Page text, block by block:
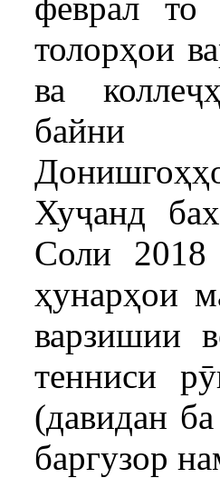
толорҳои
ва
байни
Хуҷанд
Соли
ҳунарҳои
варзишии
тенниси
(давидан
баргузор